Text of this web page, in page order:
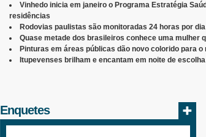
Vinhedo inicia em janeiro o Programa Estratégia
residências
Rodovias paulistas são monitoradas 24 horas por dia
Quase metade dos brasileiros conhece uma mulher
Pinturas em áreas públicas dão novo colorido para o
Itupevenses brilham e encantam em noite de
Enquetes